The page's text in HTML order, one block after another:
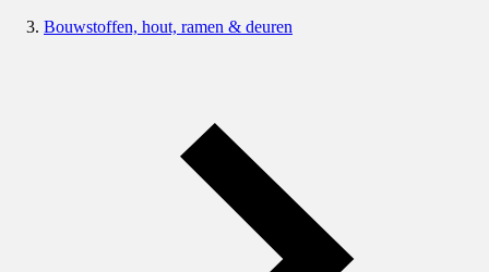
Bouwstoffen, hout, ramen & deuren